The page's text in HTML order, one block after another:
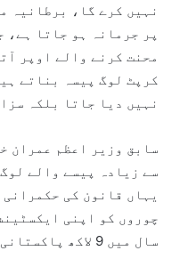
نہیں کرے گا، برطانیہ
پر جرمانہ ہو جاتا ہے،
محنت کرنے والے اوپر
کرپٹ لوگ پیسہ بناتے
نہیں دیا جاتا بلکہ
سابق وزیر اعظم عمران
سے زیادہ پیسے والے
یہاں قانون کی
چوروں کو اپنی
سال میں 9 لاکھ